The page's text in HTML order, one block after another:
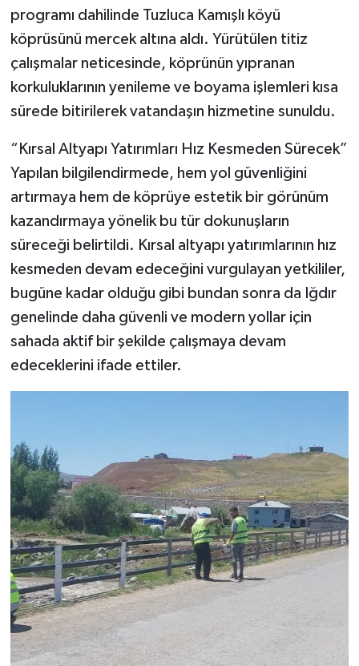
programı dahilinde Tuzluca Kamışlı köyü
köprüsünü mercek altına aldı. Yürütülen titiz
çalışmalar neticesinde, köprünün yıpranan
korkuluklarının yenileme ve boyama işlemleri kısa
sürede bitirilerek vatandaşın hizmetine sunuldu.
“Kırsal Altyapı Yatırımları Hız Kesmeden Sürecek”
Yapılan bilgilendirmede, hem yol güvenliğini
artırmaya hem de köprüye estetik bir görünüm
kazandırmaya yönelik bu tür dokunuşların
süreceği belirtildi. Kırsal altyapı yatırımlarının hız
kesmeden devam edeceğini vurgulayan yetkililer,
bugüne kadar olduğu gibi bundan sonra da Iğdır
genelinde daha güvenli ve modern yollar için
sahada aktif bir şekilde çalışmaya devam
edeceklerini ifade ettiler.